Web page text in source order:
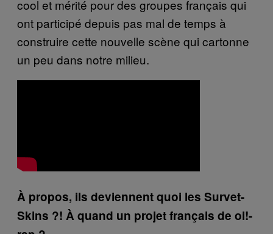
cool et mérité pour des groupes français qui
ont participé depuis pas mal de temps à
construire cette nouvelle scène qui cartonne
un peu dans notre milieu.
À propos, ils deviennent quoi les Survet-
Skins ?! À quand un projet français de oi!-